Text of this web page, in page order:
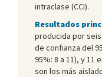
intraclase (CCI).
Resultados
producida por
de confianza del
95%: 8 a 11), y 11
son los más